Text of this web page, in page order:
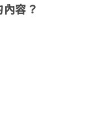
容？